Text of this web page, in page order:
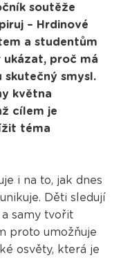
soutěže
– Hrdinové
a studentům
ukázat, proč má
smysl.
května
cílem je
téma
i na to, jak dnes
Děti sledují
samy tvořit
proto umožňuje
osvěty, která je